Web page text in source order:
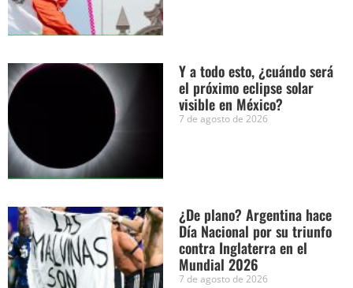
Y a todo esto, ¿cuándo será
el próximo eclipse solar
visible en México?
7 de agosto de 2026
¿De plano? Argentina hace
Día Nacional por su triunfo
contra Inglaterra en el
Mundial 2026
7 de agosto de 2026